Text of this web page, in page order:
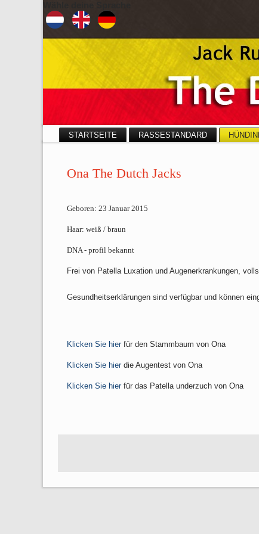
STARTSEITE RASSESTANDARD
Ona The Dutch Jacks
Geboren: 23 Januar 2015
Haar: weiß / braun
DNA - profil bekannt
Frei von Patella Luxation und Augenerkrankungen,
Gesundheitserklärungen sind verfügbar und können
Klicken Sie hierfür den Stammbaum von Ona
Klicken Sie hierdie Augentest von Ona
Klicken Sie hierfür das Patella underzuch von Ona